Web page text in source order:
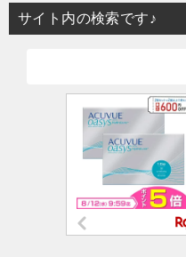
サイト内の検索です♪